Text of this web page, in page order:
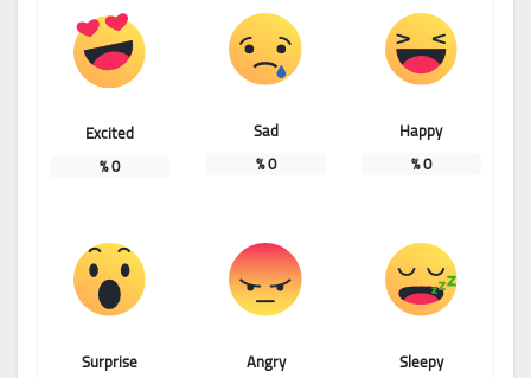
Happy
0
%
Sad
0
%
Excited
0
%
Sleepy
Angry
Surprise